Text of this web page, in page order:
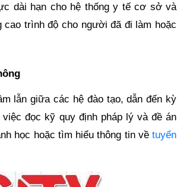
dài hạn cho hệ thống y tế cơ sở và
cao trình độ cho người đã đi làm hoặc
lẫn giữa các hệ đào tạo, dẫn đến kỳ
đọc kỹ quy định pháp lý và đề án
học hoặc tìm hiểu thông tin về tuyển